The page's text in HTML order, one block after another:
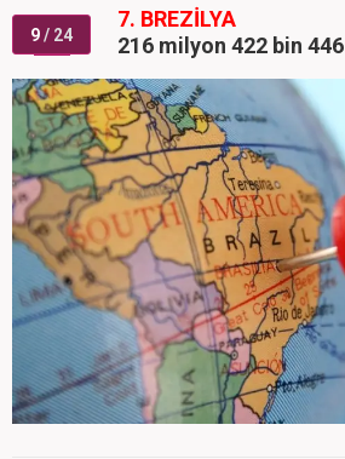
9/ 24
7. BREZİLYA
216 milyon 422 bin 446